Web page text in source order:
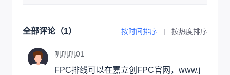
全部评论（1） 按时间排序 | 按热度排序
叽叽叽01
FPC排线可以在嘉立创FPC官网，www.j